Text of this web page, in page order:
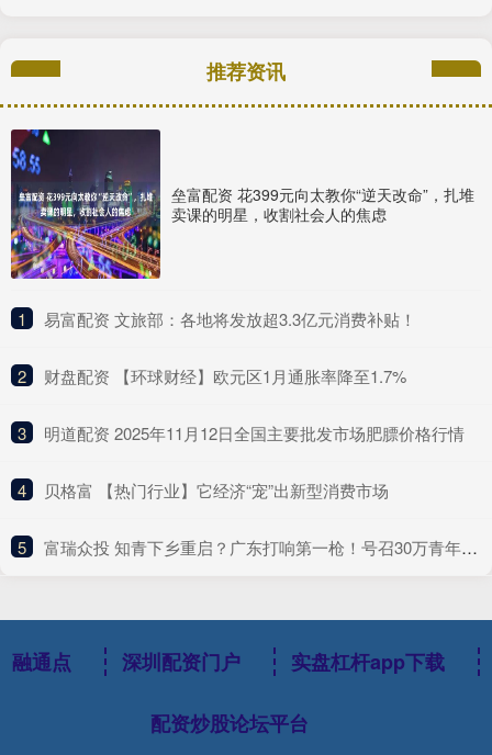
推荐资讯
垒富配资 花399元向太教你“逆天改命”，扎堆
卖课的明星，收割社会人的焦虑
1 ​易富配资 文旅部：各地将发放超3.3亿元消费补贴！
2 ​财盘配资 【环球财经】欧元区1月通胀率降至1.7%
3 ​明道配资 2025年11月12日全国主要批发市场肥膘价格行情
4 ​贝格富 【热门行业】它经济“宠”出新型消费市场
5 ​富瑞众投 知青下乡重启？广东打响第一枪！号召30万青年，下乡返乡兴乡
融通点 深圳配资门户 实盘杠杆app下载
配资炒股论坛平台